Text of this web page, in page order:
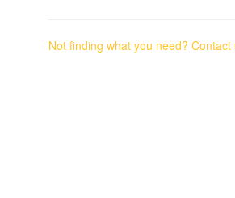
Not finding what you need? Contact